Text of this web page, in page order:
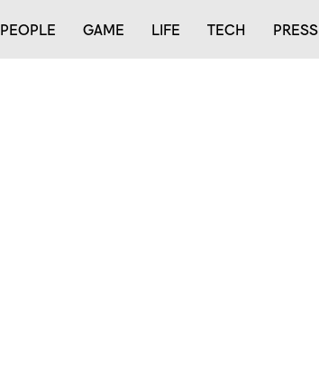
PEOPLE GAME LIFE TECH PRESS